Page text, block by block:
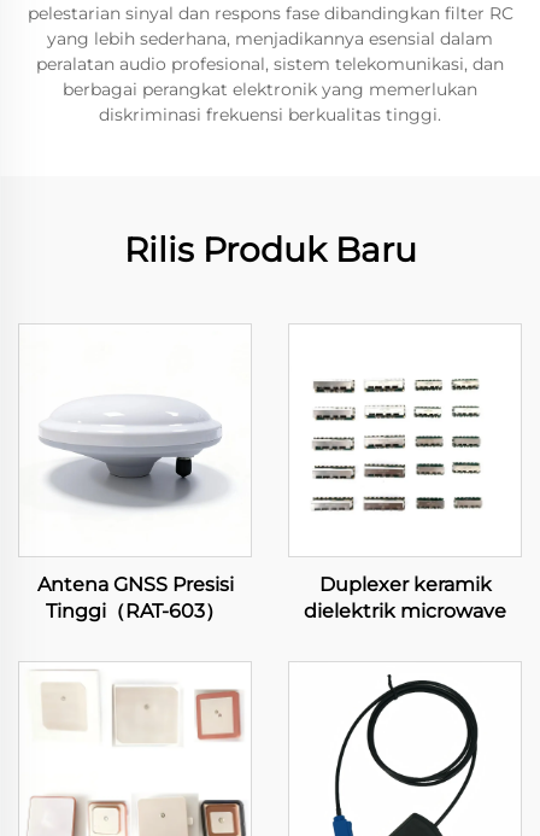
pelestarian sinyal dan respons fase dibandingkan filter RC
yang lebih sederhana, menjadikannya esensial dalam
peralatan audio profesional, sistem telekomunikasi, dan
berbagai perangkat elektronik yang memerlukan
diskriminasi frekuensi berkualitas tinggi.
Rilis Produk Baru
Antena GNSS Presisi
Tinggi（RAT-603）
Duplexer keramik
dielektrik microwave